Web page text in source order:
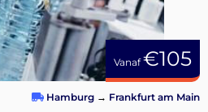
Vanaf€105
Hamburg → Frankfurt am Main